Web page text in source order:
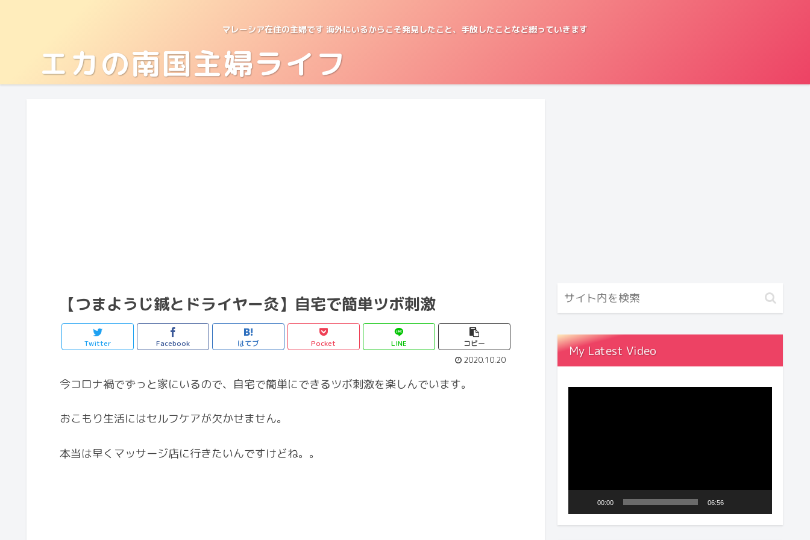
マレーシア在住の主婦です 海外にいるからこそ発見したこと、手放したことなど綴っていきます
エカの南国主婦ライフ
【つまようじ鍼とドライヤー灸】自宅で簡単ツボ刺激
Twitter Facebook はてブ Pocket LINE コピー
2020.10.20
今コロナ禍でずっと家にいるので、自宅で簡単にできるツボ刺激を楽しんでいます。
おこもり生活にはセルフケアが欠かせません。
本当は早くマッサージ店に行きたいんですけどね。。
My Latest Video
ヤ
ー
00:00 06:56